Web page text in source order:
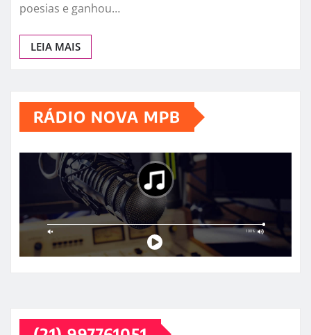
poesias e ganhou…
LEIA MAIS
RÁDIO NOVA MPB